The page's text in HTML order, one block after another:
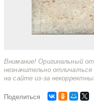
Внимание! Оригинальный
незначительно
на сайте из-за
Поделиться